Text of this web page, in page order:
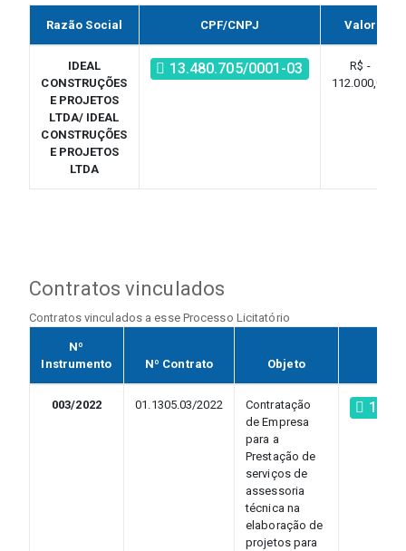
Razão Social CPF/CNPJ Valor
IDEAL
CONSTRUÇÕES
E PROJETOS
LTDA/ IDEAL
CONSTRUÇÕES
E PROJETOS
LTDA
13.480.705/0001-03
R$ -
112.000,00
Contratos vinculados
Contratos vinculados a esse Processo Licitatório
Nº
Instrumento
Nº Contrato Objeto
003/2022 01.1305.03/2022
Contratação
de Empresa
para a
Prestação de
serviços de
assessoria
técnica na
elaboração de
projetos para